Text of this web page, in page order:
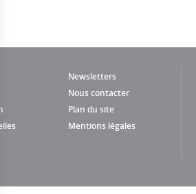
Newsletters
Nous contacter
Plan du site
Mentions légales